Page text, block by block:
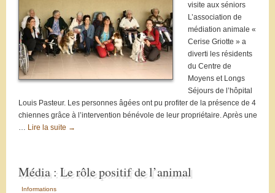
visite aux séniors
L’association de
médiation animale «
Cerise Griotte » a
diverti les résidents
du Centre de
Moyens et Longs
Séjours de l’hôpital
Louis Pasteur. Les personnes âgées ont pu profiter de la présence de 4
chiennes grâce à l’intervention bénévole de leur propriétaire. Après une
… Lire la suite →
Média : Le rôle positif de l’animal
Informations